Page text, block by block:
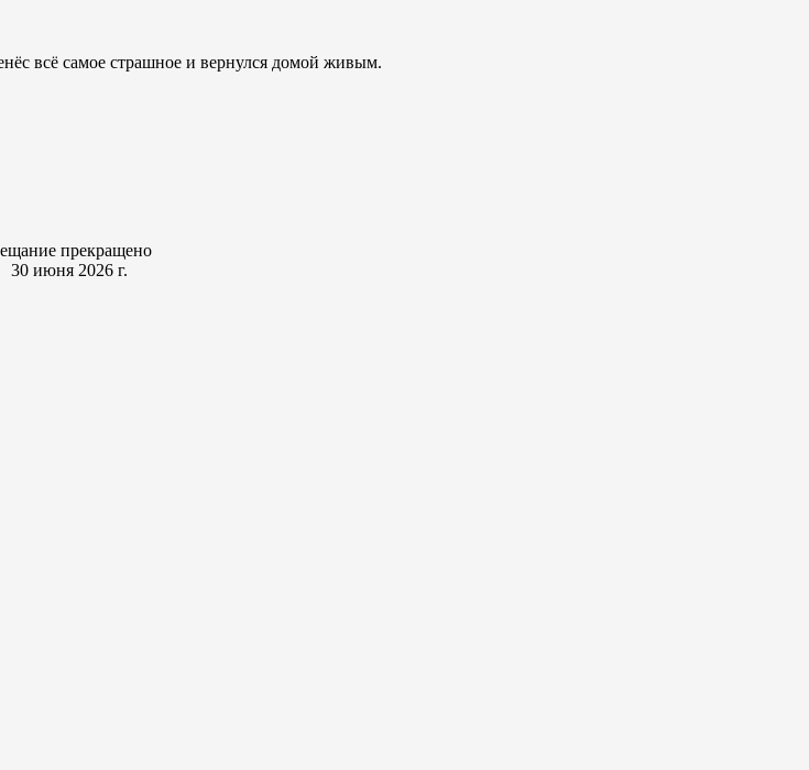
всё самое страшное и вернулся домой живым.
прекращено
30 июня 2026 г.